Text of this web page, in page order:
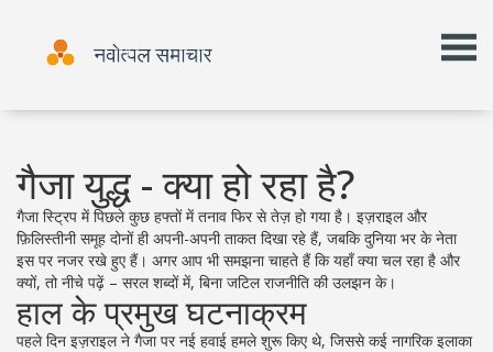
गैजा युद्ध - क्या हो रहा है?
गैजा स्ट्रिप में पिछले कुछ हफ्तों में तनाव फिर से तेज़ हो गया है। इज़राइल और
फ़िलिस्तीनी समूह दोनों ही अपनी-अपनी ताकत दिखा रहे हैं, जबकि दुनिया भर के नेता
इस पर नजर रखे हुए हैं। अगर आप भी समझना चाहते हैं कि यहाँ क्या चल रहा है और
क्यों, तो नीचे पढ़ें – सरल शब्दों में, बिना जटिल राजनीति की उलझन के।
हाल के प्रमुख घटनाक्रम
पहले दिन इज़राइल ने गैजा पर नई हवाई हमले शुरू किए थे, जिससे कई नागरिक इलाका